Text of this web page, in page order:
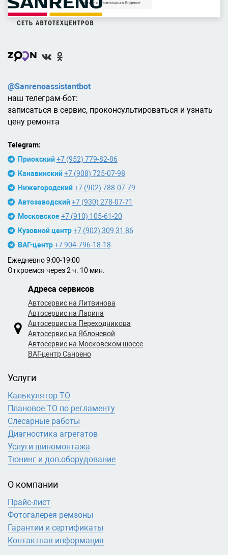
@Sanrenoassistantbot
наш телеграм-бот:
записаться в сервис, проконсультироваться и узнать
цену ремонта
Telegram:
Приокский +7 (952) 779-82-86
Канавинский +7 (908) 725-07-98
Нижегородский +7 (902) 788-07-79
Автозаводский +7 (930) 278-07-71
Московское +7 (910) 105-61-20
Кузовной центр +7 (902) 309 31 86
ВАГ-центр +7 904-796-18-18
Ежедневно 9:00-19:00
Откроемся через 2 ч. 10 мин.
Адреса сервисов
Автосервис на Литвинова
Автосервис на Ларина
Автосервис на Переходникова
Автосервис на Яблоневой
Автосервис на Московском шоссе
ВАГ-центр Санрено
Услуги
Калькулятор ТО
Плановое ТО по регламенту
Слесарные работы
Диагностика агрегатов
Услуги шиномонтажа
Тюнинг и доп.оборудование
О компании
Прайс-лист
Фотогалерея ремзоны
Гарантии и сертификаты
Контактная информация